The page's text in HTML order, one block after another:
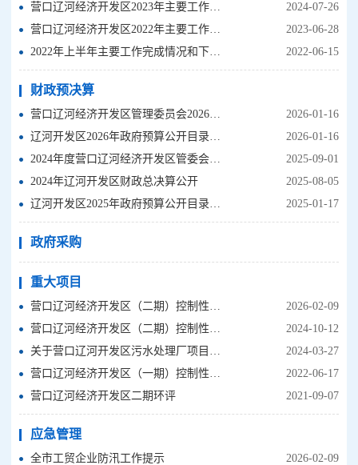
营口辽河经济开发区2023年主要工作完成情况和2024年工作打算
2024-07-26
营口辽河经济开发区2022年主要工作完成情况和2023年工作打算
2023-06-28
2022年上半年主要工作完成情况和下半年工作打算
2022-06-15
财政预决算
营口辽河经济开发区管理委员会2026年度部门预算
2026-01-16
辽河开发区2026年政府预算公开目录及内容
2026-01-16
2024年度营口辽河经济开发区管委会决算公开
2025-09-01
2024年辽河开发区财政总决算公开
2025-08-05
辽河开发区2025年政府预算公开目录及内容
2025-01-17
政府采购
重大项目
营口辽河经济开发区（二期）控制性详细规划环境影响评价信息第二次公示
2026-02-09
营口辽河经济开发区（二期）控制性详细规划环境影响评价第一次公示
2024-10-12
关于营口辽河开发区污水处理厂项目环境影响报告书的批复
2024-03-27
营口辽河经济开发区（一期）控制性详细规划 环境影响评价第一次公示
2022-06-17
营口辽河经济开发区二期环评
2021-09-07
应急管理
全市工贸企业防汛工作提示
2026-02-09